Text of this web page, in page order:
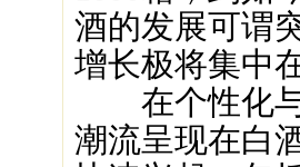
酒的发展可谓
增长极将集中
在个性化与
潮流呈现在白